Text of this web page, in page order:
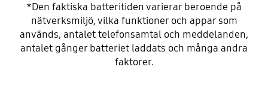
*Den faktiska batteritiden varierar beroende på
nätverksmiljö, vilka funktioner och appar som
används, antalet telefonsamtal och meddelanden,
antalet gånger batteriet laddats och många andra
faktorer.